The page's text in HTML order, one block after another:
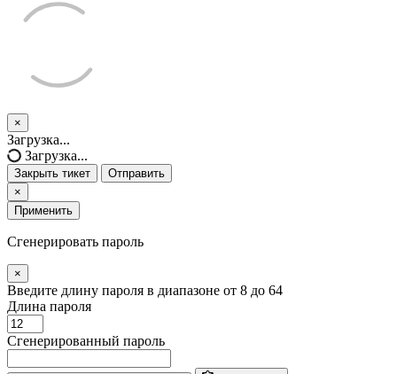
×
Закрыть
тикет
Загрузка...
Загрузка...
Закрыть тикет
Отправить
×
Применить
Сгенерировать пароль
×
Введите длину пароля в диапазоне от 8 до 64
Длина пароля
Сгенерированный пароль